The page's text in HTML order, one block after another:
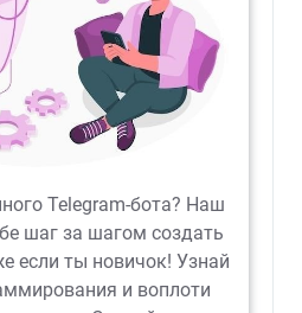
Telegram-бота? Наш
шаг за шагом создать
если ты новичок! Узнай
и воплоти